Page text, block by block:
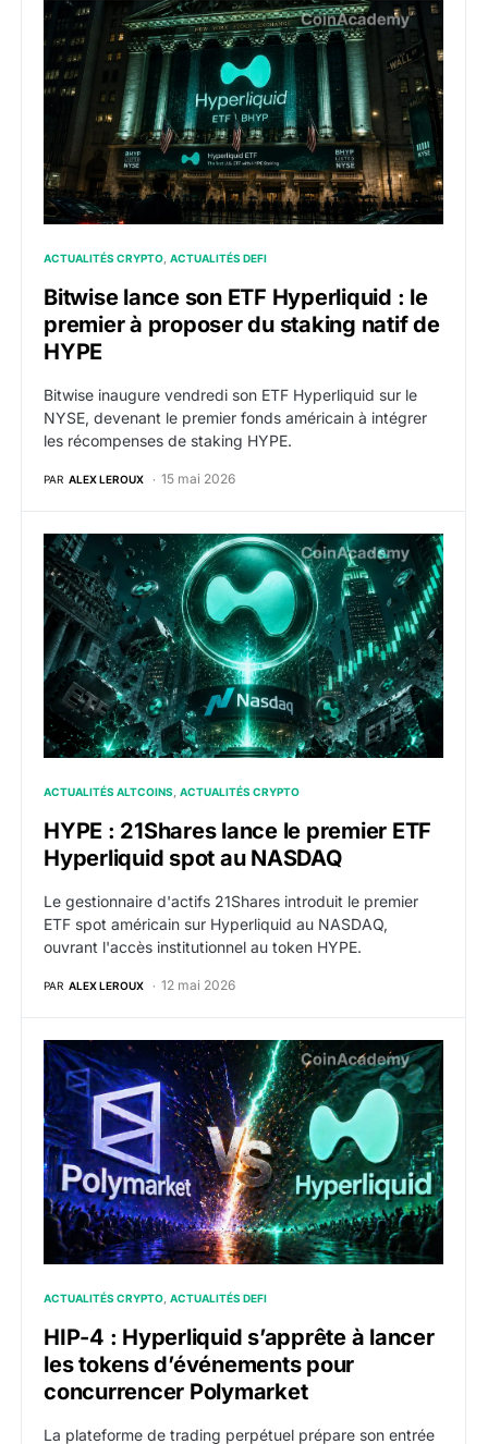
Bitwise lance son ETF Hyperliquid : le premier à
ACTUALITÉS CRYPTO ACTUALITÉS DEFI
Bitwise lance son ETF Hyperliquid : le
premier à proposer du staking natif de
HYPE
Bitwise inaugure vendredi son ETF Hyperliquid sur le
NYSE, devenant le premier fonds américain à intégrer
les récompenses de staking HYPE.
PAR ALEX LEROUX 15 mai 2026
HYPE : 21Shares lance le premier ETF Hyperliquid
ACTUALITÉS ALTCOINS ACTUALITÉS CRYPTO
HYPE : 21Shares lance le premier ETF
Hyperliquid spot au NASDAQ
Le gestionnaire d'actifs 21Shares introduit le premier
ETF spot américain sur Hyperliquid au NASDAQ,
ouvrant l'accès institutionnel au token HYPE.
PAR ALEX LEROUX 12 mai 2026
HIP-4 : Hyperliquid s’apprête à lancer les tokens
ACTUALITÉS CRYPTO ACTUALITÉS DEFI
HIP-4 : Hyperliquid s’apprête à lancer
les tokens d’événements pour
concurrencer Polymarket
La plateforme de trading perpétuel prépare son entrée